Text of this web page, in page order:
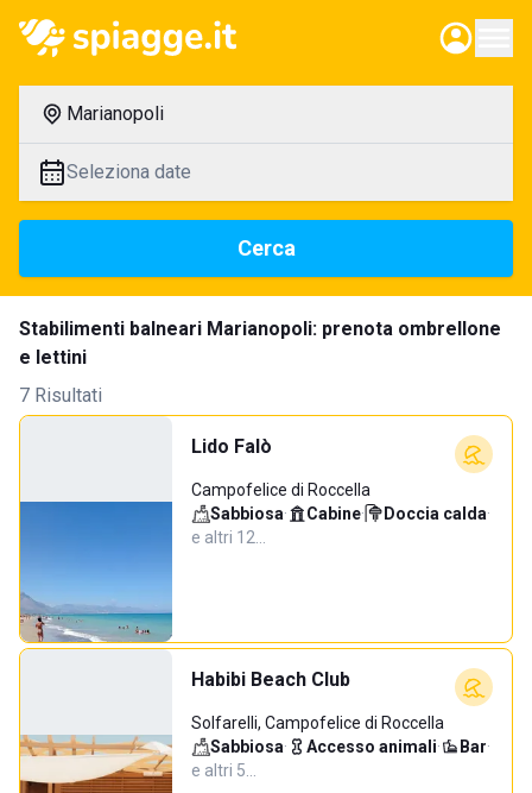
Marianopoli
Seleziona date
Cerca
Stabilimenti balneari Marianopoli: prenota ombrellone
e lettini
7 Risultati
Lido Falò
Campofelice di Roccella
Sabbiosa· Cabine· Doccia calda·
e altri 12…
Habibi Beach Club
Solfarelli, Campofelice di Roccella
Sabbiosa· Accesso animali· Bar·
e altri 5…